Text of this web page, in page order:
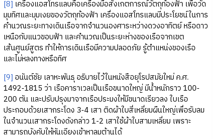
[8] เครื่องแอสโทรแลบคือเครื่องมือสังเกตการณ์วัตถุท้องฟ้า เพื่อวัด
มุมทิศและมุมเงยของวัตถุท้องฟ้า เครื่องแอสโทรแลบมีประโยชน์ในการ
คำนวณระยะทางเดินเรือจากจำนวนองศาระหว่างดวงอาทิตย์ หรือดาว
เหนือกับแนวขอบฟ้า และคำนวณเป็นระยะห่างของเรือจากเขต
เส้นศูนย์สูตร ทำให้การเดินเรือมีความปลอดภัย รู้ตำแหน่งของเรือ
และไม่หลงทางหรือทิศ
[9] อนันต์ชัย เลาหะพันธุ อธิบายไว้ในหนังสือยุโรปสมัยใหม่ ค.ศ.
1492-1815 ว่า เรือคาราเวลเป็นเรือขนาดใหญ่ มีน้ำหนักราว 100-
200 ตัน และปรับปรุงมาจากเรือประมงให้มีขนาดเรียวลง ใบเรือ
ประกอบด้วยเสากระโดง 3-4 เสา ติดผ้าใบสี่เหลี่ยมผืนใหญ่เพื่อรับลม
ในจำนวนเสากระโดงดังกล่าว 1-2 เสาใช้ผ้าใบสามเหลี่ยม เพราะ
สามารถบังคับให้หันเอียงเข้าหาลมต้านได้